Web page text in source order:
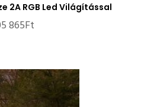
2A RGB Led Világítással
865Ft